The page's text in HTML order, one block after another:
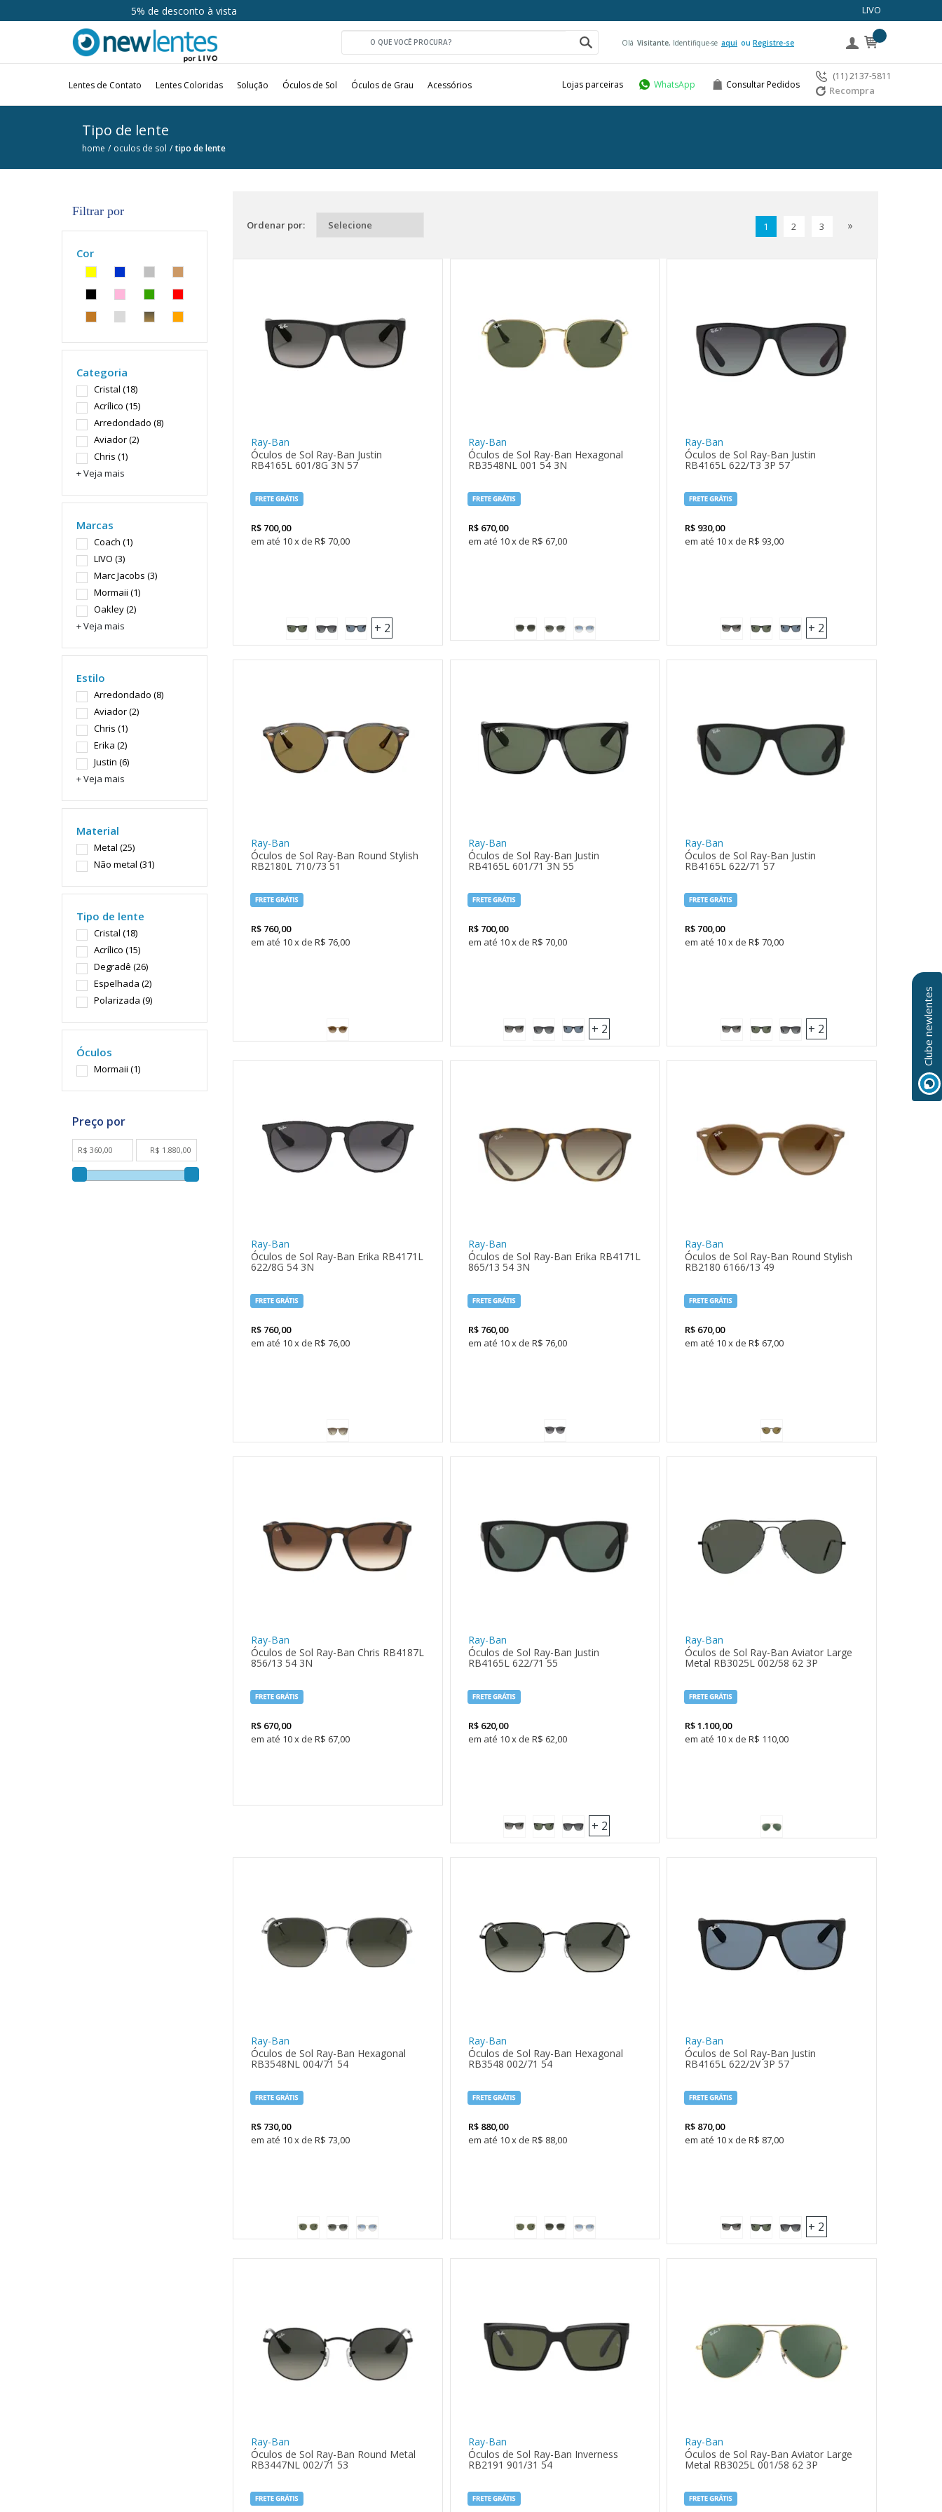
Até 10x sem juros LIVO
Olá Visitante, Identifique-se aqui Registre-se
Lentes de Contato Lentes Coloridas Solução Óculos de Sol Óculos de Grau Acessórios Lojas parceiras WhatsApp Consultar Pedidos
(11) 2137-5811
Recompra
Tipo de lente
home oculos de sol tipo de lente
Filtrar por
Cor
Categoria
Cristal (18)
Acrílico (15)
Arredondado (8)
Aviador(2)
Chris (1)
+ Veja mais
Marcas
Coach (1)
LIVO (3)
Marc Jacobs (3)
Mormaii (1)
Oakley(2)
+ Veja mais
Estilo
Arredondado (8)
Aviador(2)
Chris (1)
Erika (2)
Justin (6)
+ Veja mais
Material
Metal (25)
Não metal (31)
Tipo de lente
Cristal (18)
Acrílico (15)
Degradê (26)
Espelhada (2)
Polarizada (9)
Óculos
Mormaii (1)
Ordenar por: 1 2 3
Ray-Ban
Óculos de Sol Ray-Ban Justin
RB4165L 601/8G 3N 57
R$ 700,00
10x de R$ 70,00
+ 2
Ray-Ban
Óculos de Sol Ray-Ban Hexagonal
RB3548NL 001 54 3N
R$ 670,00
10x de R$ 67,00
Ray-Ban
Óculos de Sol Ray-Ban Justin
RB4165L 622/T3 3P 57
R$ 930,00
10x de R$ 93,00
+ 2
Ray-Ban
Óculos de Sol Ray-Ban Round Stylish
RB2180L 710/73 51
R$ 760,00
10x de R$ 76,00
Ray-Ban
Óculos de Sol Ray-Ban Justin
RB4165L 601/71 3N 55
R$ 700,00
10x de R$ 70,00
+ 2
Ray-Ban
Óculos de Sol Ray-Ban Justin
RB4165L 622/71 57
R$ 700,00
10x de R$ 70,00
+ 2
Ray-Ban
Óculos de Sol Ray-Ban Erika RB4171L
622/8G 54 3N
R$ 760,00
10x de R$ 76,00
Ray-Ban
Óculos de Sol Ray-Ban Erika RB4171L
865/13 54 3N
R$ 760,00
10x de R$ 76,00
Ray-Ban
Óculos de Sol Ray-Ban Round Stylish
RB2180 6166/13 49
R$ 670,00
10x de R$ 67,00
Ray-Ban
Óculos de Sol Ray-Ban Chris RB4187L
856/13 54 3N
R$ 670,00
10x de R$ 67,00
Ray-Ban
Óculos de Sol Ray-Ban Justin
RB4165L 622/71 55
R$ 620,00
10x de R$ 62,00
+ 2
Ray-Ban
Óculos de Sol Ray-Ban Aviator Large
Metal RB3025L 002/58 62 3P
R$1.100,00
10x de R$ 110,00
Ray-Ban
Óculos de Sol Ray-Ban Hexagonal
RB3548NL 004/71 54
R$ 730,00
10x de R$ 73,00
Ray-Ban
Óculos de Sol Ray-Ban Hexagonal
RB3548 002/71 54
R$ 880,00
10x de R$ 88,00
Ray-Ban
Óculos de Sol Ray-Ban Justin
RB4165L 622/2V 3P 57
R$ 870,00
10x de R$ 87,00
+ 2
Ray-Ban
Óculos de Sol Ray-Ban Round Metal
RB3447NL 002/71 53
Ray-Ban
Óculos de Sol Ray-Ban Inverness
RB2191 901/31 54
Ray-Ban
Óculos de Sol Ray-Ban Aviator Large
Metal RB3025L 001/58 62 3P
Clube newlentes